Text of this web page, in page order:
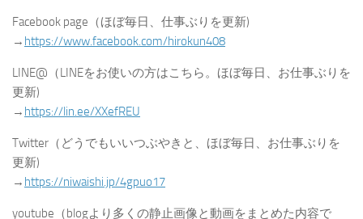
Facebook page（ほぼ毎日、仕事ぶりを更新)
→ https://www.facebook.com/hirokun408
LINE@（LINEをお使いの方はこちら。ほぼ毎日、お仕事ぶりを
更新)
→ https://lin.ee/XXefREU
Twitter（どうでもいいつぶやきと、ほぼ毎日、お仕事ぶりを
更新)
→ https://niwaishi.jp/4gpuo17
youtube（blogより多くの静止画像と動画をまとめた内容で